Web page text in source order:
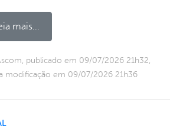
mais...
publicado em 09/07/2026 21h32,
modificação em 09/07/2026 21h36